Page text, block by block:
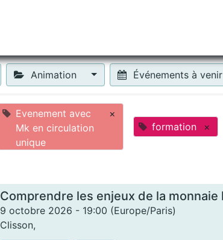
Animation Événements à venir
Evenement avec
Mk en circulation
unique
×
formation
×
9 octobre 2026 - 19:00 (Europe/Paris)
Clisson,